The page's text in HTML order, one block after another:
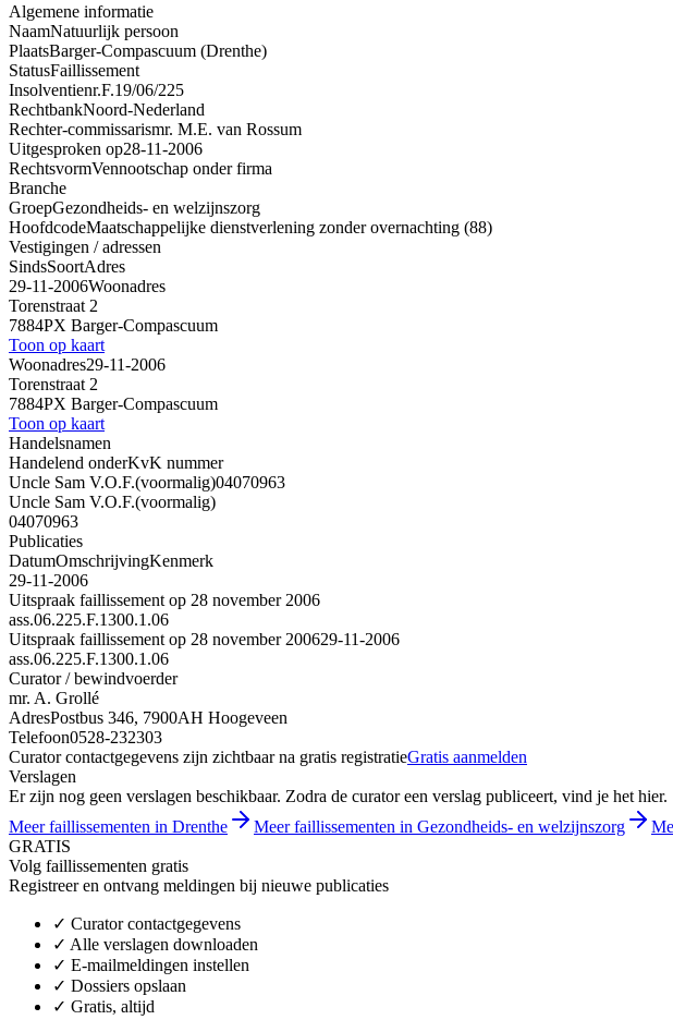
Algemene informatie
NaamNatuurlijk persoon
PlaatsBarger-Compascuum (Drenthe)
StatusFaillissement
Insolventienr.F.19/06/225
RechtbankNoord-Nederland
Rechter-commissarismr. M.E. van Rossum
Uitgesproken op28-11-2006
RechtsvormVennootschap onder firma
Branche
GroepGezondheids- en welzijnszorg
HoofdcodeMaatschappelijke dienstverlening zonder overnachting (88)
Vestigingen / adressen
SindsSoortAdres
29-11-2006Woonadres
Torenstraat 2
7884PX Barger-Compascuum
Toon op kaart
Woonadres29-11-2006
Torenstraat 2
7884PX Barger-Compascuum
Toon op kaart
Handelsnamen
Handelend onderKvK nummer
Uncle Sam V.O.F.(voormalig)04070963
Uncle Sam V.O.F.(voormalig)
04070963
Publicaties
DatumOmschrijvingKenmerk
29-11-2006
Uitspraak faillissement op 28 november 2006
ass.06.225.F.1300.1.06
Uitspraak faillissement op 28 november 200629-11-2006
ass.06.225.F.1300.1.06
Curator / bewindvoerder
mr. A. Grollé
AdresPostbus 346, 7900AH Hoogeveen
Telefoon0528-232303
Curator contactgegevens zijn zichtbaar na gratis registratieGratis aanmelden
Verslagen
Er zijn nog geen verslagen beschikbaar. Zodra de curator een verslag publiceert, vind je het hier.
Meer faillissementen in Drenthe
Meer faillissementen in Gezondheids- en welzijnszorg
GRATIS
Volg faillissementen gratis
Registreer en ontvang meldingen bij nieuwe publicaties
✓ Curator contactgegevens
✓ Alle verslagen downloaden
✓ E-mailmeldingen instellen
✓ Dossiers opslaan
✓ Gratis, altijd